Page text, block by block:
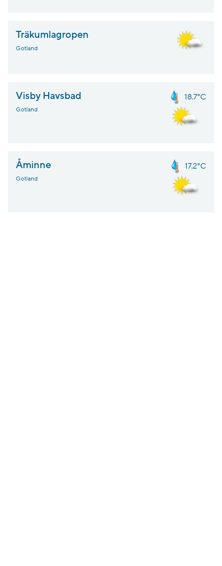
Träkumlagropen
Gotland
Visby Havsbad
Gotland
18.7°C
Åminne
Gotland
17.2°C